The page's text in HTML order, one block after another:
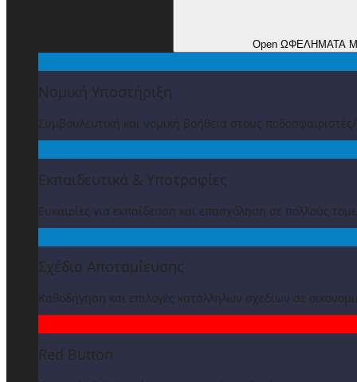
Open ΩΦΕΛΗΜΑΤΑ
Νομική Υποστήριξη
Συμβουλευτική και νομική βοήθεια στους
Εκπαιδευτικά & Υποτροφίες
Ευκαιρίες για εκπαίδευση και επασχόληση σε πολλούς
Σχέδιο Αποταμίευσης
Καθοδήγηση και επιλογές κατάλληλων σχεδίων σε
Red Button